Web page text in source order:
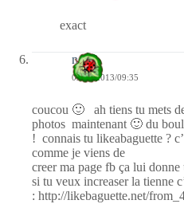
exact
nessa
02/06/2013/09:35
coucou 🙂 ah tiens tu mets
photos maintenant 🙂 du
! connais tu likeabaguette ?
comme je viens de
creer ma page fb ça lui
si tu veux increaser la tienne
: http://likebaguette.net/